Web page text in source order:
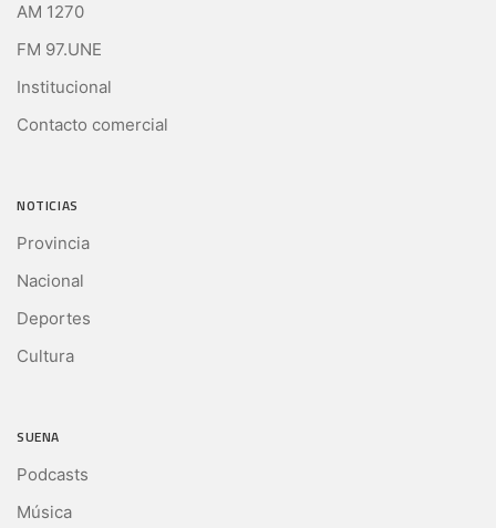
AM 1270
FM 97.UNE
Institucional
Contacto comercial
NOTICIAS
Provincia
Nacional
Deportes
Cultura
SUENA
Podcasts
Música